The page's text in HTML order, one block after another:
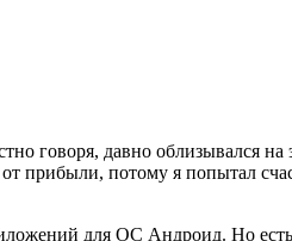
говоря, давно облизывался
прибыли, потому я попытал
для ОС Андроид. Но